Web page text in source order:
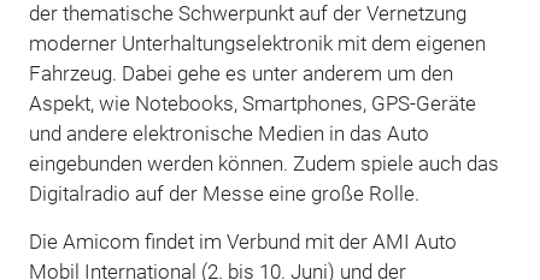
der thematische Schwerpunkt auf der Vernetzung
moderner Unterhaltungselektronik mit dem eigenen
Fahrzeug. Dabei gehe es unter anderem um den
Aspekt, wie Notebooks, Smartphones, GPS-Geräte
und andere elektronische Medien in das Auto
eingebunden werden können. Zudem spiele auch das
Digitalradio auf der Messe eine große Rolle.
Die Amicom findet im Verbund mit der AMI Auto
Mobil International (2. bis 10. Juni) und der